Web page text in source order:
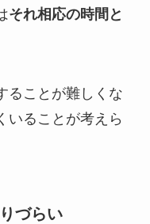
それ相応の時間と
ることが難しくな
いることが考えら
づらい